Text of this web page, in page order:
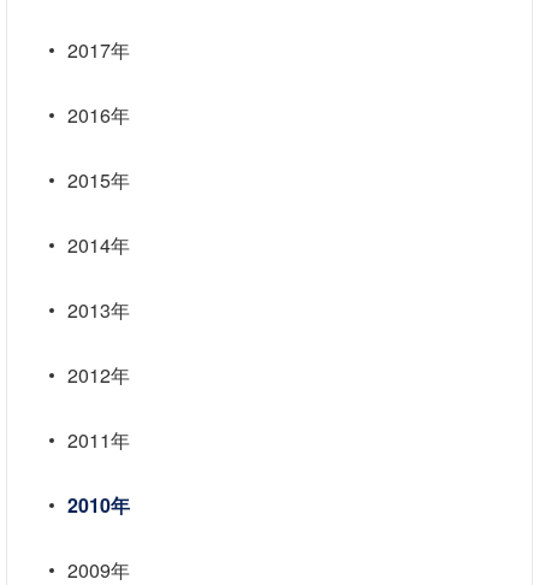
2017年
2016年
2015年
2014年
2013年
2012年
2011年
2010年
2009年